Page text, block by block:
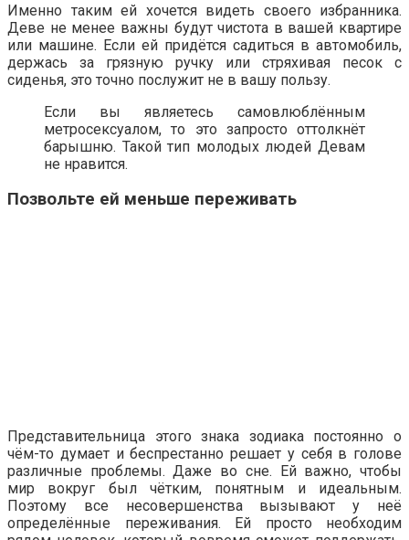
Именно таким ей хочется видеть своего избранника.
Деве не менее важны будут чистота в вашей квартире
или машине. Если ей придётся садиться в автомобиль,
держась за грязную ручку или стряхивая песок с
сиденья, это точно послужит не в вашу пользу.
Если вы являетесь самовлюблённым
метросексуалом, то это запросто оттолкнёт
барышню. Такой тип молодых людей Девам
не нравится.
Позвольте ей меньше переживать
Представительница этого знака зодиака постоянно о
чём-то думает и беспрестанно решает у себя в голове
различные проблемы. Даже во сне. Ей важно, чтобы
мир вокруг был чётким, понятным и идеальным.
Поэтому все несовершенства вызывают у неё
определённые переживания. Ей просто необходим